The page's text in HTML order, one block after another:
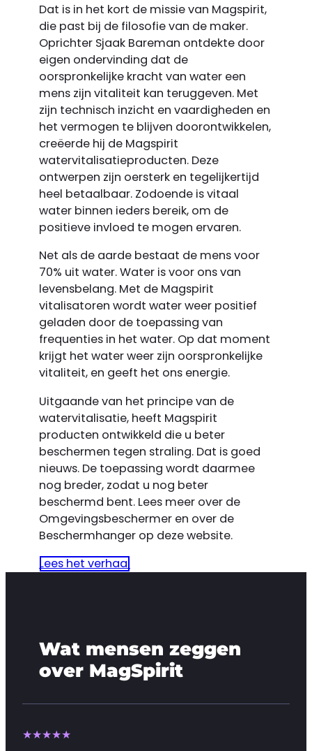
Dat is in het kort de missie van Magspirit,
die past bij de filosofie van de maker.
Oprichter Sjaak Bareman ontdekte door
eigen ondervinding dat de
oorspronkelijke kracht van water een
mens zijn vitaliteit kan teruggeven. Met
zijn technisch inzicht en vaardigheden en
het vermogen te blijven doorontwikkelen,
creëerde hij de Magspirit
watervitalisatie­producten. Deze
ontwerpen zijn oersterk en tegelijkertijd
heel betaalbaar. Zodoende is vitaal
water binnen ieders bereik, om de
positieve invloed te mogen ervaren.
Net als de aarde bestaat de mens voor
70% uit water. Water is voor ons van
levensbelang. Met de Magspirit
vitalisatoren wordt water weer positief
geladen door de toepassing van
frequenties in het water. Op dat moment
krijgt het water weer zijn oorspronkelijke
vitaliteit, en geeft het ons energie.
Uitgaande van het principe van de
watervitalisatie, heeft Magspirit
producten ontwikkeld die u beter
beschermen tegen straling. Dat is goed
nieuws. De toepassing wordt daarmee
nog breder, zodat u nog beter
beschermd bent. Lees meer over de
Omgevingsbeschermer en over de
Beschermhanger op deze website.
Lees het verhaal
Wat mensen zeggen
over MagSpirit
★★★★★